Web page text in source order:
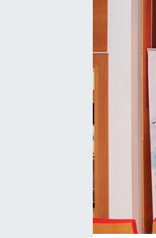
ŞİRKET PANO